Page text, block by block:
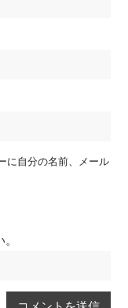
に自分の名前、メール